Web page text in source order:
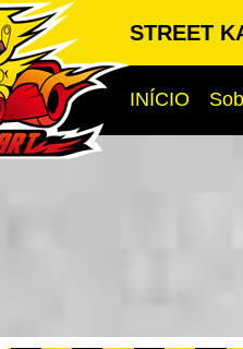
STREET
INÍCIO